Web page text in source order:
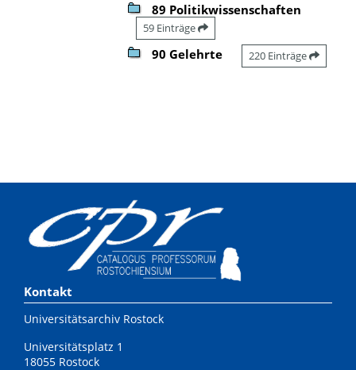
89 Politikwissenschaften
59 Einträge
90 Gelehrte 220 Einträge
Kontakt
Universitätsarchiv Rostock
Universitätsplatz 1
18055 Rostock